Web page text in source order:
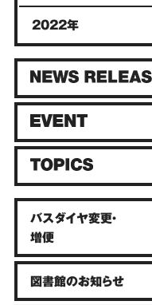
2022年
バスダイヤ変更・
増便
図書館のお知らせ